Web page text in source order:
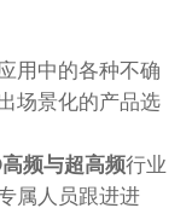
用中的各种不确
场景化的产品选
频与超高频行业
属人员跟进进